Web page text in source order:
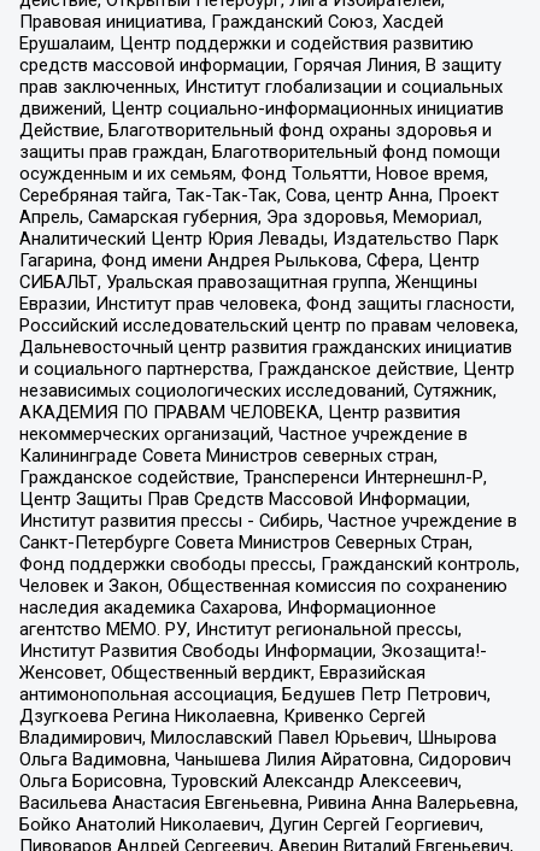
Правовая инициатива, Гражданский Союз, Хасдей
Ерушалаим, Центр поддержки и содействия развитию
средств массовой информации, Горячая Линия, В защиту
прав заключенных, Институт глобализации и социальных
движений, Центр социально-информационных инициатив
Действие, Благотворительный фонд охраны здоровья и
защиты прав граждан, Благотворительный фонд помощи
осужденным и их семьям, Фонд Тольятти, Новое время,
Серебряная тайга, Так-Так-Так, Сова, центр Анна, Проект
Апрель, Самарская губерния, Эра здоровья, Мемориал,
Аналитический Центр Юрия Левады, Издательство Парк
Гагарина, Фонд имени Андрея Рылькова, Сфера, Центр
СИБАЛЬТ, Уральская правозащитная группа, Женщины
Евразии, Институт прав человека, Фонд защиты гласности,
Российский исследовательский центр по правам человека,
Дальневосточный центр развития гражданских инициатив
и социального партнерства, Гражданское действие, Центр
независимых социологических исследований, Сутяжник,
АКАДЕМИЯ ПО ПРАВАМ ЧЕЛОВЕКА, Центр развития
некоммерческих организаций, Частное учреждение в
Калининграде Совета Министров северных стран,
Гражданское содействие, Трансперенси Интернешнл-Р,
Центр Защиты Прав Средств Массовой Информации,
Институт развития прессы - Сибирь, Частное учреждение в
Санкт-Петербурге Совета Министров Северных Стран,
Фонд поддержки свободы прессы, Гражданский контроль,
Человек и Закон, Общественная комиссия по сохранению
наследия академика Сахарова, Информационное
агентство МЕМО. РУ, Институт региональной прессы,
Институт Развития Свободы Информации, Экозащита!-
Женсовет, Общественный вердикт, Евразийская
антимонопольная ассоциация, Бедушев Петр Петрович,
Дзугкоева Регина Николаевна, Кривенко Сергей
Владимирович, Милославский Павел Юрьевич, Шнырова
Ольга Вадимовна, Чанышева Лилия Айратовна, Сидорович
Ольга Борисовна, Туровский Александр Алексеевич,
Васильева Анастасия Евгеньевна, Ривина Анна Валерьевна,
Бойко Анатолий Николаевич, Дугин Сергей Георгиевич,
Пивоваров Андрей Сергеевич, Аверин Виталий Евгеньевич,